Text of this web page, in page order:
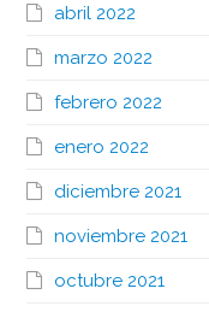
abril 2022
marzo 2022
febrero 2022
enero 2022
diciembre 2021
noviembre 2021
octubre 2021